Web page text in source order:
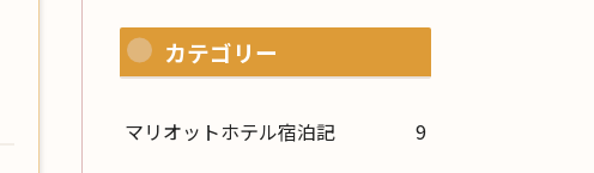
カテゴリー
マリオットホテル宿泊記
9